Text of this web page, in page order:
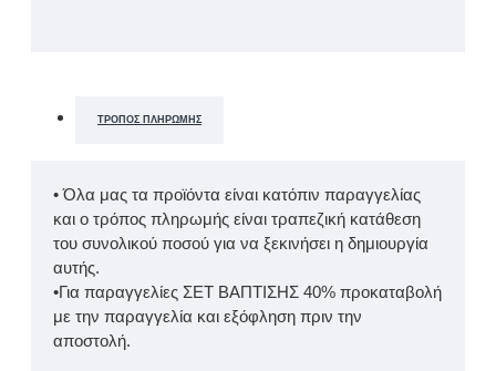
ΤΡΌΠΟΣ ΠΛΗΡΩΜΉΣ
• Όλα μας τα προϊόντα είναι κατόπιν παραγγελίας
και ο τρόπος πληρωμής είναι τραπεζική κατάθεση
του συνολικού ποσού για να ξεκινήσει η δημιουργία
αυτής.
•Για παραγγελίες ΣΕΤ ΒΑΠΤΙΣΗΣ 40% προκαταβολή
με την παραγγελία και εξόφληση πριν την
αποστολή.